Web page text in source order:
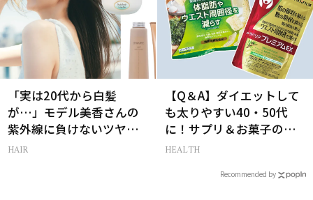
「実は20代から白髪
が…」モデル美香さんの
紫外線に負けないツヤ美
髪ケア
HAIR
【Q＆A】ダイエットして
も太りやすい40・50代
に！サプリ＆お菓子の選
び方
HEALTH
Recommended by